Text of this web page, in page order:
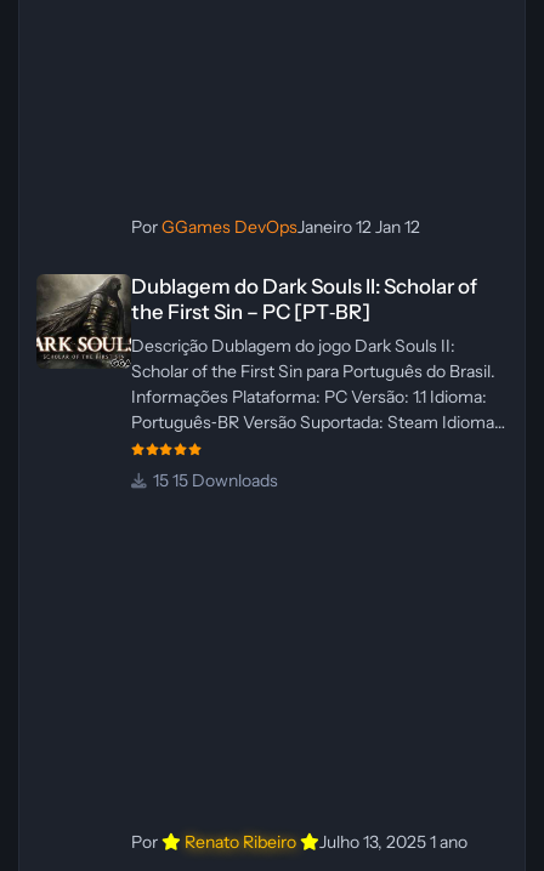
PorGGames DevOpsJaneiro 12Jan 12
Dublagem do Dark Souls II: Scholar of
the First Sin – PC [PT‑BR]
Descrição Dublagem do jogo Dark Souls II:
Scholar of the First Sin para Português do Brasil.
Informações Plataforma: PC Versão: 1.1 Idioma:
Português‑BR Versão Suportada: Steam Idioma
Suportado: Inglês Lançamento: 23/04/2025
Atualização: 24/04/2025 Tamanho: 469 MB
15 Downloads
Por Renato Ribeiro Julho 13, 20251 ano